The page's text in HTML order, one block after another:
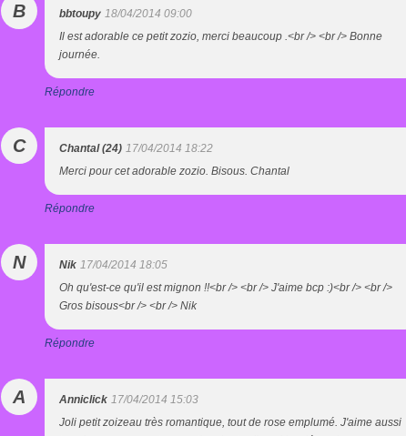
B bbtoupy 18/04/2014 09:00
Il est adorable ce petit zozio, merci beaucoup .<br /> <br /> Bonne
journée.
Répondre
C Chantal (24) 17/04/2014 18:22
Merci pour cet adorable zozio. Bisous. Chantal
Répondre
N Nik 17/04/2014 18:05
Oh qu'est-ce qu'il est mignon !!<br /> <br /> J'aime bcp :)<br /> <br />
Gros bisous<br /> <br /> Nik
Répondre
A Anniclick 17/04/2014 15:03
Joli petit zoizeau très romantique, tout de rose emplumé. J'aime aussi